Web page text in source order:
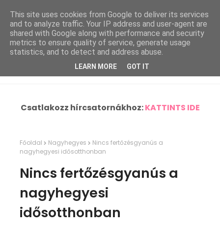
Csatlakozz hírcsatornákhoz:KATTINTS IDE
Főoldal Nagyhegyes
Nincs fertőzésgyanús a
nagyhegyesi idősotthonban
Nincs fertőzésgyanús a
nagyhegyesi
idősotthonban
This site uses cookies from Google to deliver its services
and to analyze traffic. Your IP address and user-agent are
shared with Google along with performance and security
metrics to ensure quality of service, generate usage
statistics, and to detect and address abuse.
LEARN MORE GOT IT